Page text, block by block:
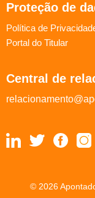
Proteção de
Política de
Portal do Titular
Central de
© 2026